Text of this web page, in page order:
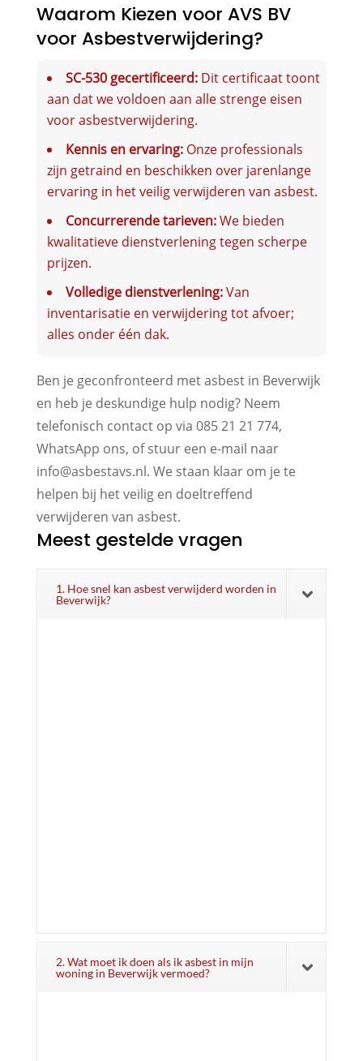
Waarom Kiezen voor AVS BV
voor Asbestverwijdering?
SC-530 gecertificeerd:Dit certificaat toont
aan dat we voldoen aan alle strenge eisen
voor asbestverwijdering.
Kennis en ervaring:Onze professionals
zijn getraind en beschikken over jarenlange
ervaring in het veilig verwijderen van asbest.
Concurrerende tarieven:We bieden
kwalitatieve dienstverlening tegen scherpe
prijzen.
Volledige dienstverlening:Van
inventarisatie en verwijdering tot afvoer;
alles onder één dak.
Ben je geconfronteerd met asbest in Beverwijk
en heb je deskundige hulp nodig? Neem
telefonisch contact op via 085 21 21 774,
WhatsApp ons, of stuur een e-mail naar
info@asbestavs.nl. We staan klaar om je te
helpen bij het veilig en doeltreffend
verwijderen van asbest.
Meest gestelde vragen
1. Hoe snel kan asbest verwijderd worden in
Beverwijk?
2. Wat moet ik doen als ik asbest in mijn
woning in Beverwijk vermoed?